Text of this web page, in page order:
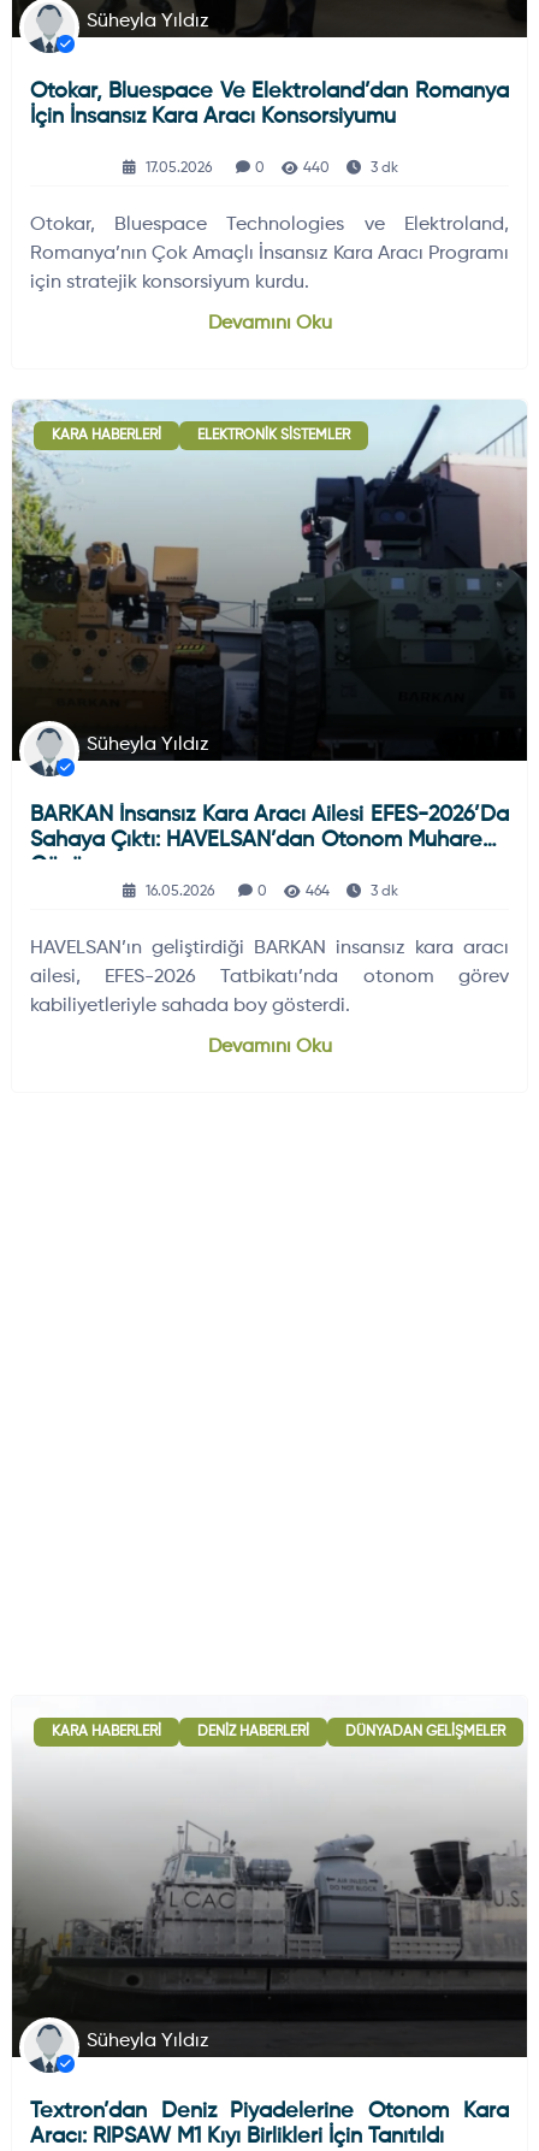
Süheyla Yıldız
Otokar, Bluespace Ve Elektroland’dan Romanya
İçin İnsansız Kara Aracı Konsorsiyumu
17.05.2026 0 440 3 dk
Otokar, Bluespace Technologies ve Elektroland,
Romanya’nın Çok Amaçlı İnsansız Kara Aracı Programı
için stratejik konsorsiyum kurdu.
Devamını Oku
KARA HABERLERI ELEKTRONIK SISTEMLER
Süheyla Yıldız
BARKAN İnsansız Kara Aracı Ailesi EFES-2026’da
Sahaya Çıktı: HAVELSAN’dan Otonom Muharebe
Gücü
16.05.2026 0 464 3 dk
HAVELSAN’ın geliştirdiği BARKAN insansız kara aracı
ailesi, EFES-2026 Tatbikatı’nda otonom görev
kabiliyetleriyle sahada boy gösterdi.
Devamını Oku
KARA HABERLERI DENIZ HABERLERI DÜNYADAN GELIŞMELER
Süheyla Yıldız
Textron’dan Deniz Piyadelerine Otonom Kara
Aracı: RIPSAW M1 Kıyı Birlikleri İçin Tanıtıldı